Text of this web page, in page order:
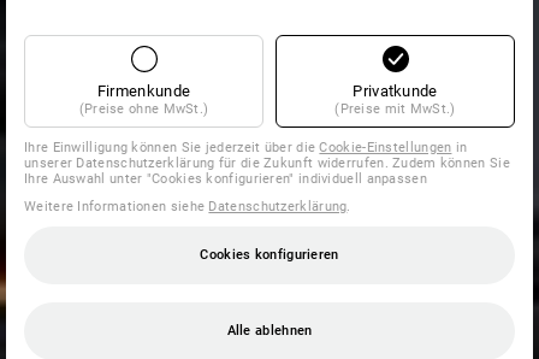
Firmenkunde
(Preise ohne MwSt.)
Privatkunde
(Preise mit MwSt.)
Ihre Einwilligung können Sie jederzeit über dieCookie-Einstellungen in
unserer Datenschutzerklärung für die Zukunft widerrufen. Zudem können Sie
Ihre Auswahl unter "Cookies konfigurieren" individuell anpassen
Weitere Informationen siehe Datenschutzerklärung.
Cookies konfigurieren
Alle ablehnen